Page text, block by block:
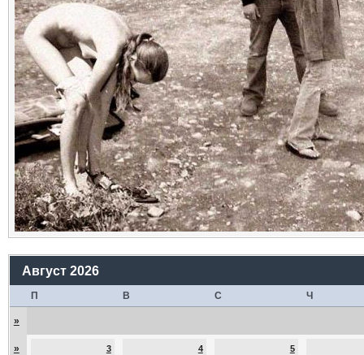
Август 2026
П В С Ч
»
» 3 4 5